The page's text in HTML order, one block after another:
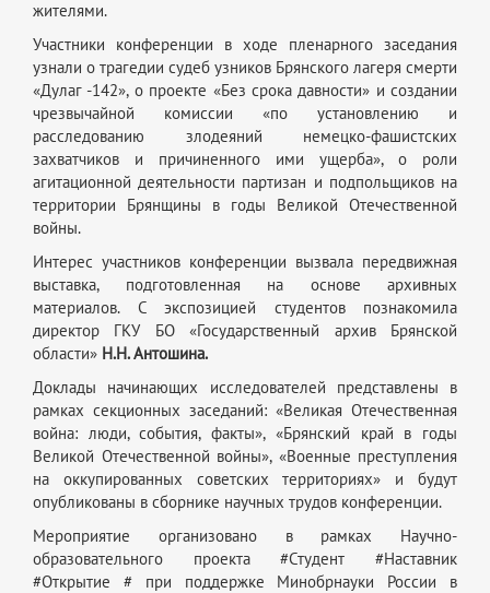
жителями.
Участники конференции в ходе пленарного заседания
узнали о трагедии судеб узников Брянского лагеря смерти
«Дулаг -142», о проекте «Без срока давности» и создании
чрезвычайной комиссии «по установлению и
расследованию злодеяний немецко-фашистских
захватчиков и причиненного ими ущерба», о роли
агитационной деятельности партизан и подпольщиков на
территории Брянщины в годы Великой Отечественной
войны.
Интерес участников конференции вызвала передвижная
выставка, подготовленная на основе архивных
материалов. С экспозицией студентов познакомила
директор ГКУ БО «Государственный архив Брянской
области» Н.Н. Антошина.
Доклады начинающих исследователей представлены в
рамках секционных заседаний: «Великая Отечественная
война: люди, события, факты», «Брянский край в годы
Великой Отечественной войны», «Военные преступления
на оккупированных советских территориях» и будут
опубликованы в сборнике научных трудов конференции.
Мероприятие организовано в рамках Научно-
образовательного проекта #Студент #Наставник
#Открытие # при поддержке Минобрнауки России в